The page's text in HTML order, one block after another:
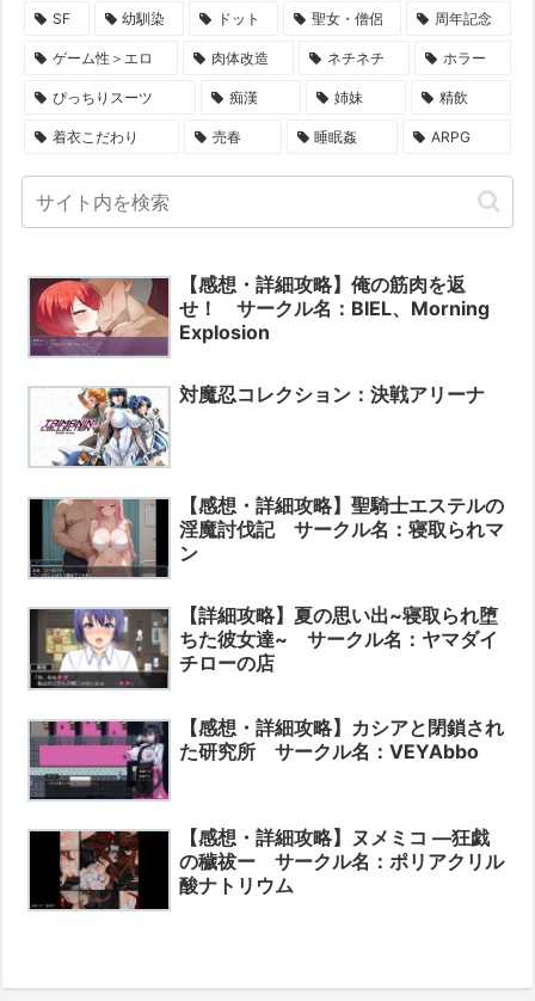
SF 幼馴染 ドット 聖女・僧侶 周年記念
ゲーム性＞エロ 肉体改造 ネチネチ ホラー
ぴっちりスーツ 痴漢 姉妹 精飲
着衣こだわり 売春 睡眠姦 ARPG
【感想・詳細攻略】俺の筋肉を返
せ！ サークル名：BIEL、Morning
Explosion
対魔忍コレクション：決戦アリーナ
【感想・詳細攻略】聖騎士エステルの
淫魔討伐記 サークル名：寝取られマ
ン
【詳細攻略】夏の思い出~寝取られ堕
ちた彼女達~ サークル名：ヤマダイ
チローの店
【感想・詳細攻略】カシアと閉鎖され
た研究所 サークル名：VEYAbbo
【感想・詳細攻略】ヌメミコ ―狂戯
の穢祓ー サークル名：ポリアクリル
酸ナトリウム